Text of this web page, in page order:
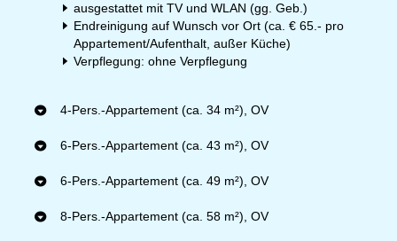
ausgestattet mit TV und WLAN (gg. Geb.)
Endreinigung auf Wunsch vor Ort (ca. € 65.- pro
Appartement/Aufenthalt, außer Küche)
Verpflegung: ohne Verpflegung
4-Pers.-Appartement (ca. 34 m²), OV
6-Pers.-Appartement (ca. 43 m²), OV
6-Pers.-Appartement (ca. 49 m²), OV
8-Pers.-Appartement (ca. 58 m²), OV